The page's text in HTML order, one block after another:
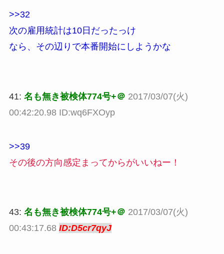
>>32
次の雇用統計は10日だったっけ
なら、その辺りで本番開始にしようかな
41: 名も無き被検体774号+＠ 2017/03/07(火)
00:42:20.98 ID:wq6FXOyp
>>39
その後の方向感定まってからがいいねー！
43: 名も無き被検体774号+＠ 2017/03/07(火)
00:43:17.68 ID:D5cr7qyJ